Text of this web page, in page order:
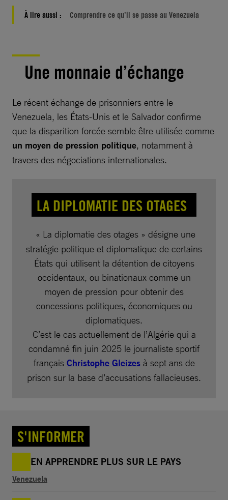
À lire aussi : Comprendre ce qu’il se passe au Venezuela
Une monnaie d’échange
Le récent échange de prisonniers entre le
Venezuela, les États-Unis et le Salvador confirme
que la disparition forcée semble être utilisée comme
un moyen de pression politique, notamment à
travers des négociations internationales.
LA DIPLOMATIE DES OTAGES
« La diplomatie des otages » désigne une
stratégie politique et diplomatique de certains
États qui utilisent la détention de citoyens
occidentaux, ou binationaux comme un
moyen de pression pour obtenir des
concessions politiques, économiques ou
diplomatiques.
C’est le cas actuellement de l’Algérie qui a
condamné fin juin 2025 le journaliste sportif
français Christophe Gleizesà sept ans de
prison sur la base d’accusations fallacieuses.
S'INFORMER
EN APPRENDRE PLUS SUR LE PAYS
Venezuela